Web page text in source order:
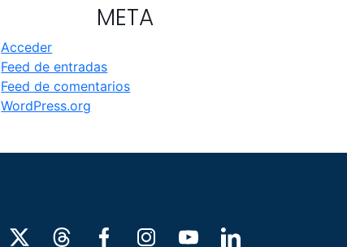
META
Acceder
Feed de entradas
Feed de comentarios
WordPress.org